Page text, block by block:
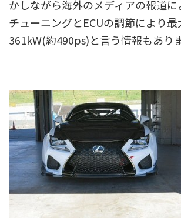
かしながら海外のメディアの報道
チューニングとECUの調節により最
361kW(約490ps)と言う情報もありま